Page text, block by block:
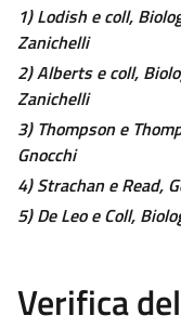
1) Lodish e coll,
Zanichelli
2) Alberts e coll,
Zanichelli
3) Thompson e
Gnocchi
4) Strachan e Read,
5) De Leo e Coll,
Verifica